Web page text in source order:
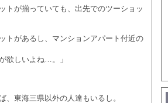
トが揃っていても、出先でのツーショッ
トがあるし、マンションアパート付近の
欲しいよね…。」
、東海三県以外の人達もいるし。